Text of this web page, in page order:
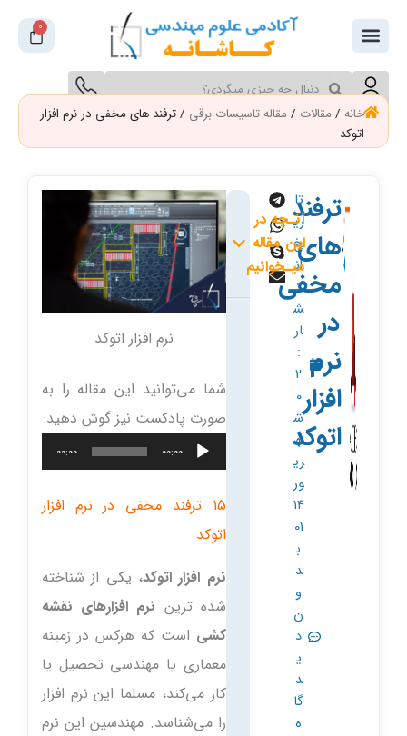
محتوا
0
سبد
خرید
جستجو
کنید
جستجو
کنید
خانه / مقالات / مقاله تاسیسات برقی / ترفند های مخفی در نرم افزار
اتوکد
ترفند
های
مخفی
در
نرم
افزار
اتوکد
تا
ری
خ
ان
ت
ش
ار
:
2
0
ش
ه
ری
ور
14
01
ب
د
و
ن
د
ی
د
گا
ه
آنـچه در
این مقاله
میـخوانیم
نرم افزار اتوکد
شما می‌توانید این مقاله را به
صورت پادکست نیز گوش دهید:
پخش‌کننده
صوت
00:00
00:00
15 ترفند مخفی در نرم افزار
اتوکد
نرم افزار اتوکد، یکی از شناخته
شده ترین نرم افزار‌های نقشه
کشی است که هرکس در زمینه
معماری یا مهندسی تحصیل یا
کار می‌کند، مسلما این نرم افزار
را می‌شناسد. مهندسین این نرم